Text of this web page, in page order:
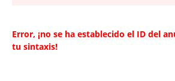
Error, ¡no se ha establecido el ID del
tu sintaxis!